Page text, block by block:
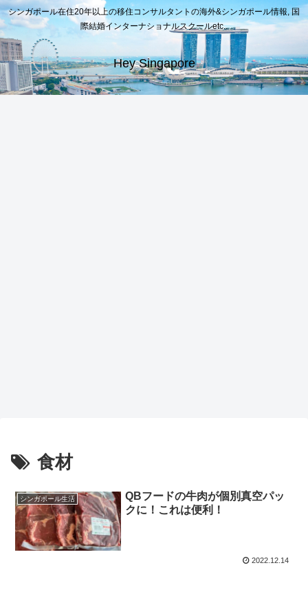
シンガポール在住20年以上の移住コンサルタントの海外&シンガポール情報, 国
際結婚インターナショナルスクールetc..
Hey Singapore
食材
シンガポール生活
QBフードの牛肉が個別真空パッ
クに！これは便利！
2022.12.14